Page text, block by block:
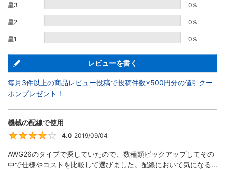
星3 0%
星2 0%
星1 0%
レビューを書く
毎月3件以上の商品レビュー投稿で投稿件数×500円分の値引クー
ポンプレゼント！
機械の配線で使用
4
4.0 2019/09/04
AWG26のタイプで探していたので、数種類ピックアップしてその
中で仕様やコストを比較して選びました。配線において気になる...